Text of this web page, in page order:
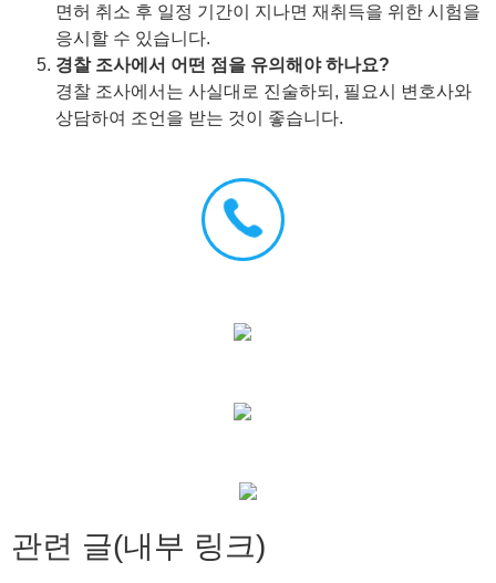
면허 취소 후 일정 기간이 지나면 재취득을 위한 시험을
응시할 수 있습니다.
경찰 조사에서 어떤 점을 유의해야 하나요?
경찰 조사에서는 사실대로 진술하되, 필요시 변호사와
상담하여 조언을 받는 것이 좋습니다.
관련 글(내부 링크)